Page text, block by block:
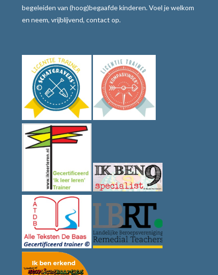
Alle teksten de baas
begeleiden van (hoog)begaafde kinderen. Voel je welkom
en neem, vrijblijvend, contact op.